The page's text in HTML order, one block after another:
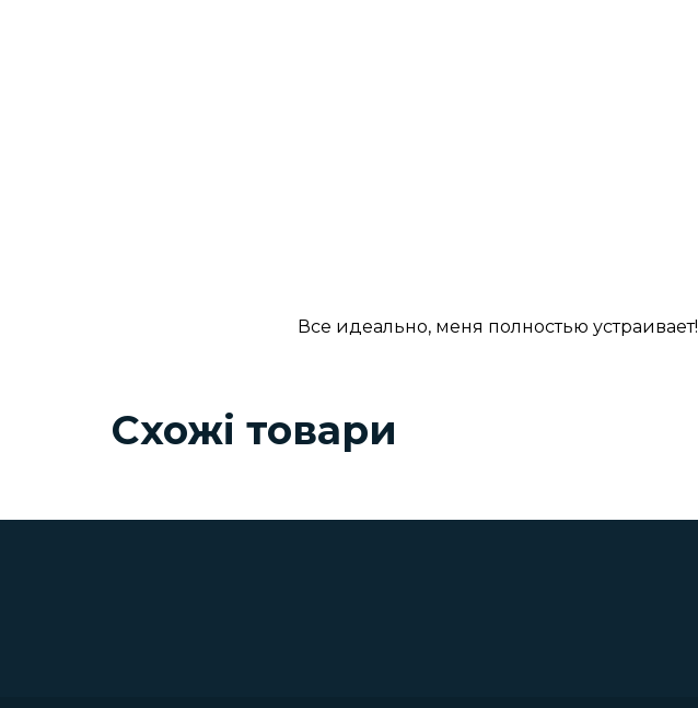
Все идеально, меня полностью устраивает!
Схожі товари